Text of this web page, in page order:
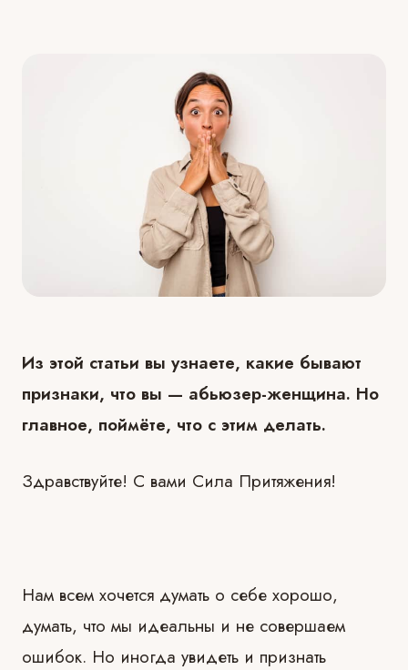
Из этой статьи вы узнаете, какие бывают
признаки, что вы — абьюзер-женщина. Но
главное, поймёте, что с этим делать.
Здравствуйте! С вами Сила Притяжения!
Нам всем хочется думать о себе хорошо,
думать, что мы идеальны и не совершаем
ошибок. Но иногда увидеть и признать